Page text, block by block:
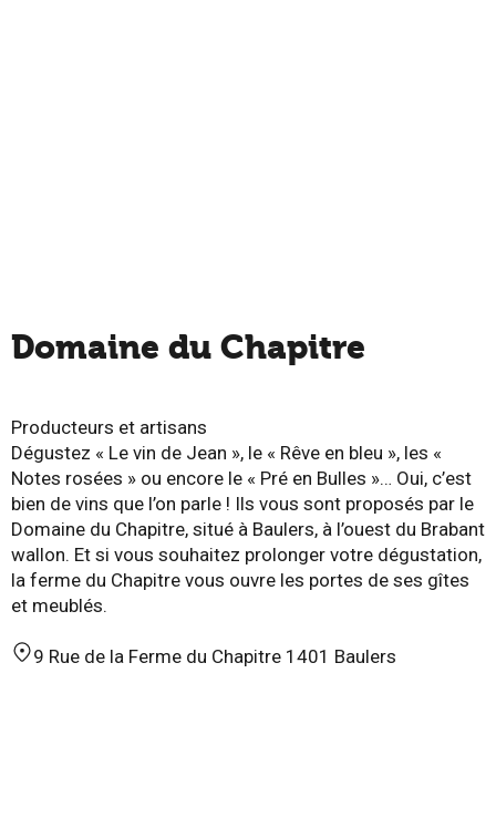
Domaine du Chapitre
Producteurs et artisans
Dégustez « Le vin de Jean », le « Rêve en bleu », les «
Notes rosées » ou encore le « Pré en Bulles »… Oui, c’est
bien de vins que l’on parle ! Ils vous sont proposés par le
Domaine du Chapitre, situé à Baulers, à l’ouest du Brabant
wallon. Et si vous souhaitez prolonger votre dégustation,
la ferme du Chapitre vous ouvre les portes de ses gîtes
et meublés.
9 Rue de la Ferme du Chapitre 1401 Baulers